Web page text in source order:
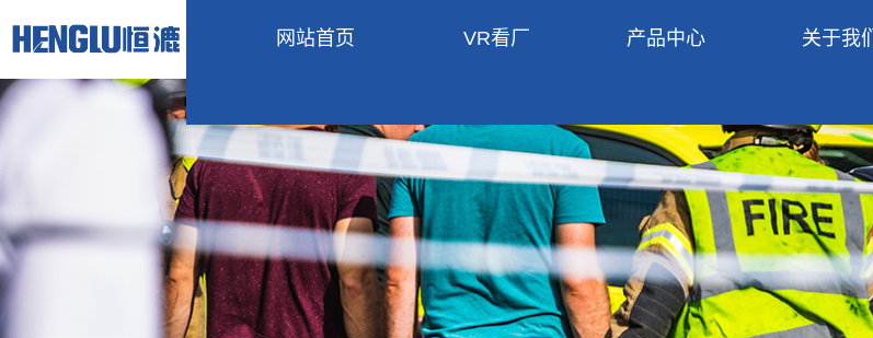
网站首页 VR看厂 产品中心 关于我们